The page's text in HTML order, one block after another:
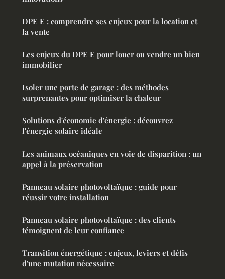
DPE E : comprendre ses enjeux pour la location et
la vente
Les enjeux du DPE E pour louer ou vendre un bien
immobilier
Isoler une porte de garage : des méthodes
surprenantes pour optimiser la chaleur
Solutions d'économie d'énergie : découvrez
l'énergie solaire idéale
Les animaux océaniques en voie de disparition : un
appel à la préservation
Panneau solaire photovoltaïque : guide pour
réussir votre installation
Panneau solaire photovoltaïque : des clients
témoignent de leur confiance
Transition énergétique : enjeux, leviers et défis
d'une mutation nécessaire